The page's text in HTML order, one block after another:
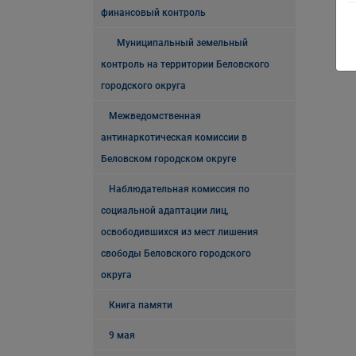
финансовый контроль
Муниципальный земельный
контроль на территории Беловского
городского округа
Межведомственная
антинаркотическая комиссии в
Беловском городском округе
Наблюдательная комиссия по
социальной адаптации лиц,
освободившихся из мест лишения
свободы Беловского городского
округа
Книга памяти
9 мая